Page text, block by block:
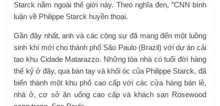
Starck nằm ngoài thế giới này. Theo nghĩa đen, ”CNN bình
luận về Philippe Starck huyền thoại.
Gần đây nhất, anh và các cộng sự đã mang đến một luồng
sinh khí mới cho thành phố São Paulo (Brazil) với dự án cải
tạo khu Cidade Matarazzo. Những tòa nhà có tuổi đời hàng
thế kỷ ở đây, qua bàn tay và khối óc của Philippe Starck, đã
biến thành một khu phố cao cấp với các cửa hàng bán lẻ,
nhà ở, cơ sở ăn uống cao cấp và khách sạn Rosewood